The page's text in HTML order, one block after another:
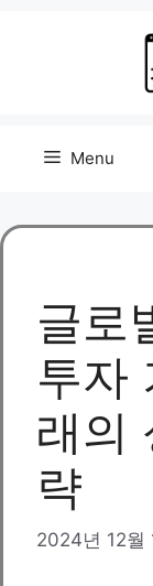
Menu
글로
투자
래의
략
2024년 12월